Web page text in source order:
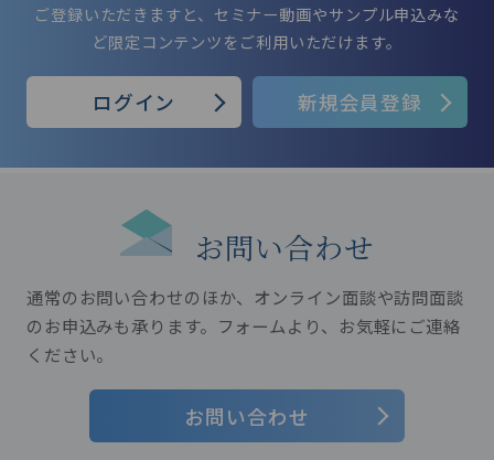
パスワードがわかりません。
パスワードを忘れてしまった方は、再度設定
をお願いします。
ログイン情報（メールアドレスとパス
ワード）を忘れてしまった。
メールアドレスとパスワードの両方を忘れ
てしまった方は、恐れ入りますが、新しい
メールアドレスにて新規会員登録をお願い
ご登録いただきますと、セミナー動画やサンプル申込みな
ど限定コンテンツをご利用いただけます。
ログイン 新規会員登録
お問い合わせ
通常のお問い合わせのほか、オンライン面談や訪問面談
のお申込みも承ります。 フォームより、お気軽にご連絡
ください。
お問い合わせ